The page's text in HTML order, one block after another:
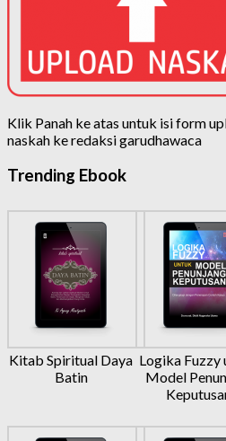
Klik Panah ke atas untuk isi form
naskah ke redaksi garudhawaca
Trending Ebook
Kitab Spiritual Daya
Batin
Logika Fuzzy
Model